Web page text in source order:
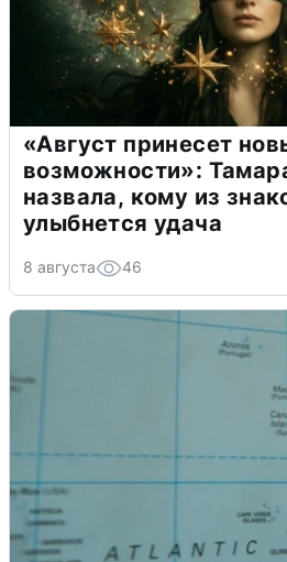
«Август принесет
возможности»:
назвала, кому из
улыбнется удача
8 августа 46